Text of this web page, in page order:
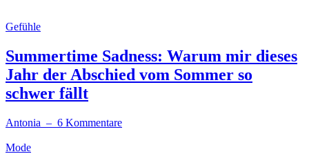
Gefühle
Summertime Sadness: Warum mir dieses
Jahr der Abschied vom Sommer so
schwer fällt
Antonia – 6 Kommentare
Mode